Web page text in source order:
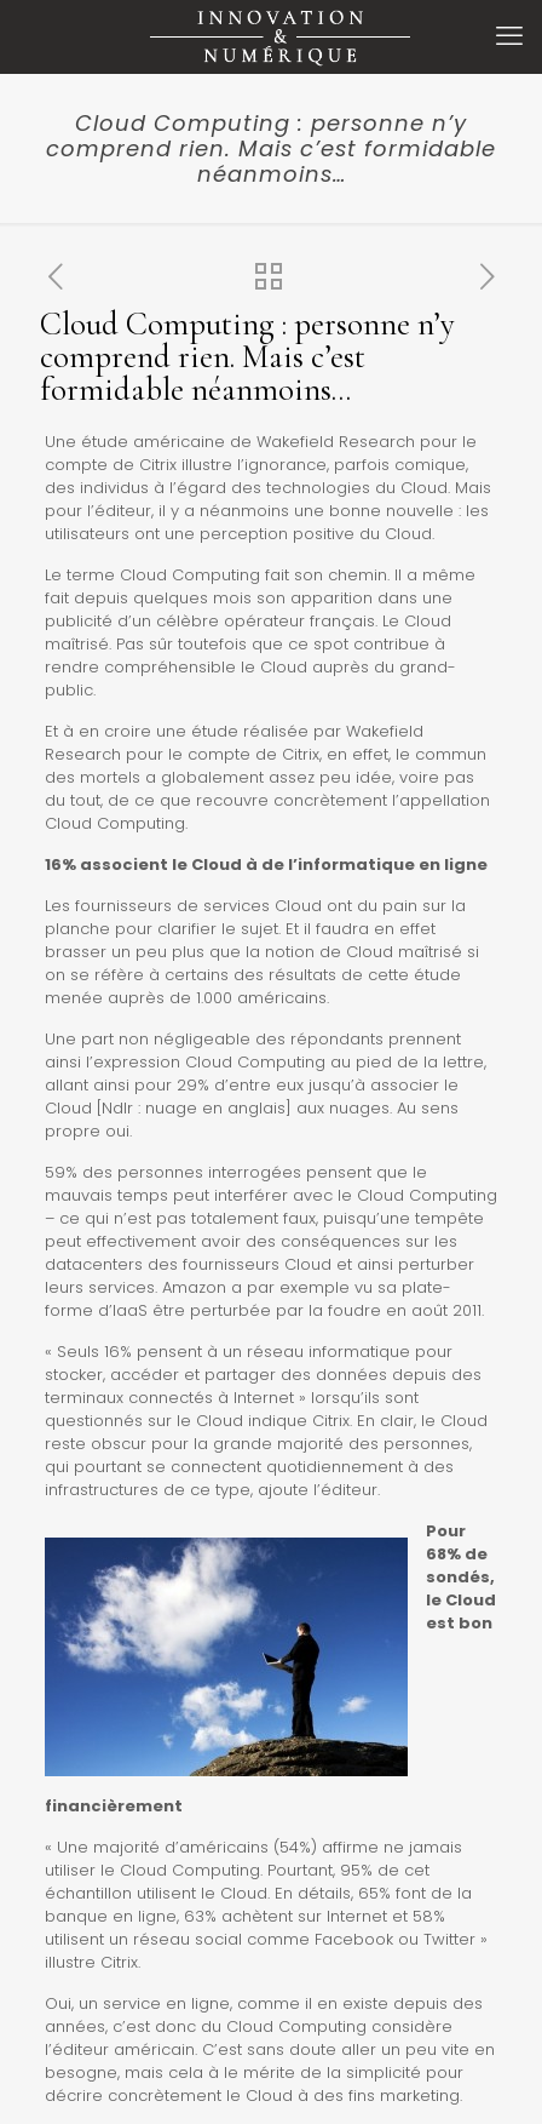
Cloud Computing : personne n’y
comprend rien. Mais c’est formidable
néanmoins…
Cloud Computing : personne n’y
comprend rien. Mais c’est
formidable néanmoins…
Une étude américaine de Wakefield Research pour le
compte de Citrix illustre l’ignorance, parfois comique,
des individus à l’égard des technologies du Cloud. Mais
pour l’éditeur, il y a néanmoins une bonne nouvelle : les
utilisateurs ont une perception positive du Cloud.
Le terme Cloud Computing fait son chemin. Il a même
fait depuis quelques mois son apparition dans une
publicité d’un célèbre opérateur français. Le Cloud
maîtrisé. Pas sûr toutefois que ce spotcontribue à
rendre compréhensible le Cloud auprès du grand-
public.
Et à en croire une étude réalisée par Wakefield
Research pour le compte de Citrix, en effet, le commun
des mortels a globalement assez peu idée, voire pas
du tout, de ce que recouvre concrètement l’appellation
Cloud Computing.
16% associent le Cloud à de l’informatique en ligne
Les fournisseurs de services Cloud ont du pain sur la
planche pour clarifier le sujet. Et il faudra en effet
brasser un peu plus que la notion de Cloud maîtrisé si
on se réfère à certains des résultats de cette étude
menée auprès de 1.000 américains.
Une part non négligeable des répondants prennent
ainsi l’expression Cloud Computing au pied de la lettre,
allant ainsi pour 29% d’entre eux jusqu’à associer le
Cloud [Ndlr : nuage en anglais] aux nuages. Au sens
propre oui.
59% des personnes interrogées pensent que le
mauvais temps peut interférer avec le Cloud Computing
– ce qui n’est pas totalement faux, puisqu’une tempête
peut effectivement avoir des conséquences sur les
datacenters des fournisseurs Cloud et ainsi perturber
leurs services. Amazon a par exemple vu sa plate-
forme d’IaaS être perturbée par la foudre en août 2011.
« Seuls 16% pensent à un réseau informatique pour
stocker, accéder et partager des données depuis des
terminaux connectés à Internet » lorsqu’ils sont
questionnés sur le Cloud indique Citrix. En clair, le Cloud
reste obscur pour la grande majorité des personnes,
qui pourtant se connectent quotidiennement à des
infrastructures de ce type, ajoute l’éditeur.
Pour
68% de
sondés,
le Cloud
est bon
financièrement
« Une majorité d’américains (54%) affirme ne jamais
utiliser le Cloud Computing. Pourtant, 95% de cet
échantillon utilisent le Cloud. En détails, 65% font de la
banque en ligne, 63% achètent sur Internet et 58%
utilisent un réseau social comme Facebookou Twitter »
illustre Citrix.
Oui, un service en ligne, comme il en existe depuis des
années, c’est donc du Cloud Computing considère
l’éditeur américain. C’est sans doute aller un peu vite en
besogne, mais cela à le mérite de la simplicité pour
décrire concrètement le Cloud à des fins marketing.